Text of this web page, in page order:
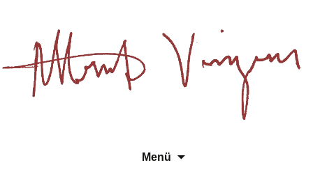
Albert Vinzens
Essays, Literarisches und
Menü